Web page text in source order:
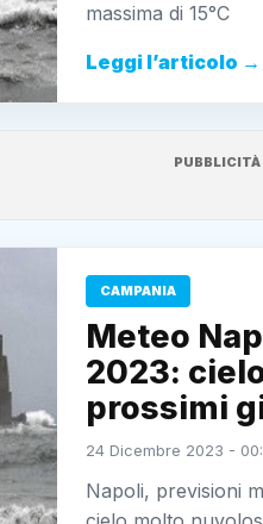
massima di 15°C
Leggi l’articolo →
PUBBLICITÀ
CAMPANIA
Meteo
2023:
prossimi
24 Dicembre 2023 -
Napoli, previsioni